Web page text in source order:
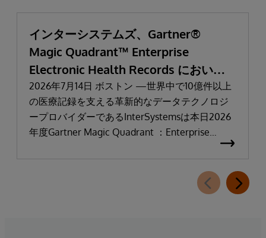
インターシステムズ、Gartner®
Magic Quadrant™ Enterprise
Electronic Health Records において
「リーダー」と評価される
2026年7月14日 ボストン —世界中で10億件以上
の医療記録を支える革新的なデータテクノロジ
ープロバイダーであるInterSystemsは本日2026
年度Gartner Magic Quadrant ：Enterprise
Electronic Health Records（医療機関向け電子カ